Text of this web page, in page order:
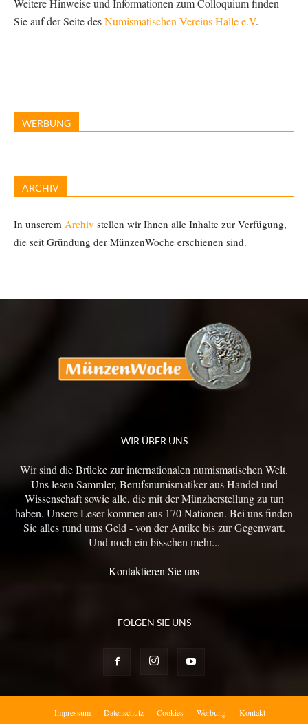
Weitere Hinweise und Informationen zum Colloquium finden
Sie auf der Seite desNumismatischen Vereins Halle e.V.
WERBUNG
ARCHIV
In unserem Archiv stellen wir Ihnen alle Inhalte zur Verfügung,
die seit Gründung der MünzenWoche erschienen sind.
WIR ÜBER UNS
Wir sind die Brücke zur internationalen numismatischen Welt.
Uns lesen Sammler, Berufsnumismatiker aus Handel und
Wissenschaft sowie alle, die mit der Münzherstellung zu tun
haben. Unsere Leser kommen aus 170 Nationen. Bei uns finden
Sie alles rund ums Geld - von der Antike bis zur Gegenwart.
Und noch ein bisschen mehr...
Kontaktieren Sie uns
FOLGEN SIE UNS
Impressum Datenschutz Cookies Werbung Kontakt